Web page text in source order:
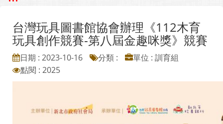
台灣玩具圖書館協會辦理《112木育
玩具創作競賽-第八屆金趣咪獎》競賽
日期 : 2023-10-16 分類 :
單位 : 訓育組
點閱 : 2025